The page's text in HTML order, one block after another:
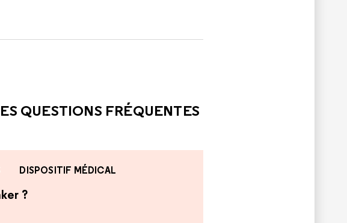
QUESTIONS FRÉQUENTES
DISPOSITIF MÉDICAL
?